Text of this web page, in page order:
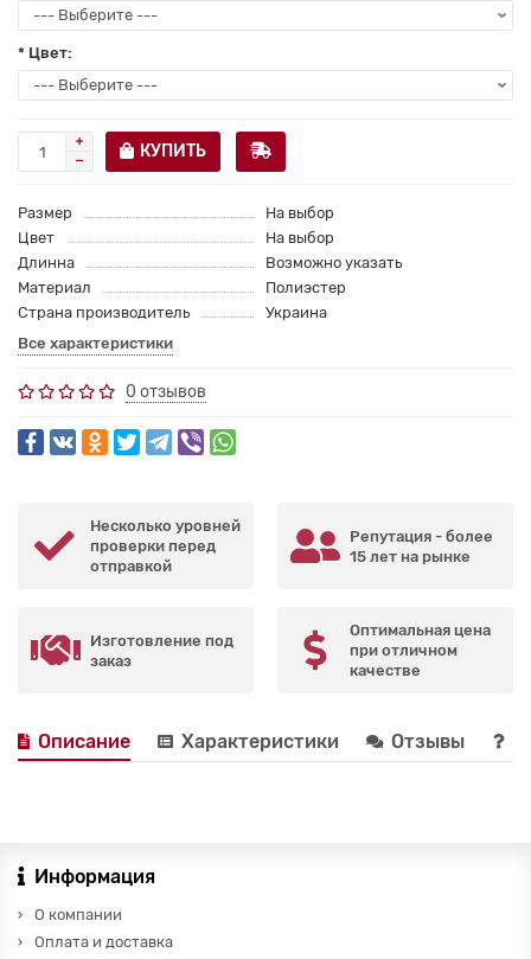
* Цвет:
КУПИТЬ
Размер
На выбор
Цвет
На выбор
Длинна
Возможно указать
Материал
Полиэстер
Страна производитель
Украина
Все характеристики
0 отзывов
Несколько уровней
проверки перед
отправкой
Репутация - более
15 лет на рынке
Изготовление под
заказ
Оптимальная цена
при отличном
качестве
Описание Характеристики Отзывы
Информация
О компании
Оплата и доставка